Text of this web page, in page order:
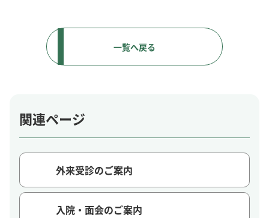
一覧へ戻る
関連ページ
外来受診のご案内
入院・面会のご案内